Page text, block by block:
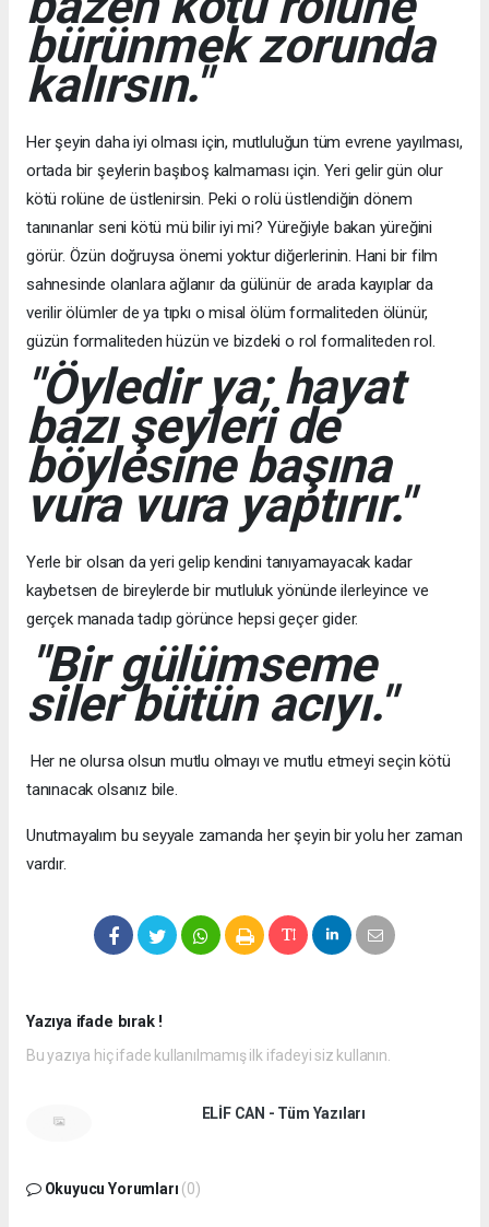
bürünmek zorunda
kalırsın."
Her şeyin daha iyi olması için, mutluluğun tüm evrene yayılması,
ortada bir şeylerin başıboş kalmaması için. Yeri gelir gün olur
kötü rolüne de üstlenirsin. Peki o rolü üstlendiğin dönem
tanınanlar seni kötü mü bilir iyi mi? Yüreğiyle bakan yüreğini
görür. Özün doğruysa önemi yoktur diğerlerinin. Hani bir film
sahnesinde olanlara ağlanır da gülünür de arada kayıplar da
verilir ölümler de ya tıpkı o misal ölüm formaliteden ölünür,
güzün formaliteden hüzün ve bizdeki o rol formaliteden rol.
"Öyledir ya; hayat
bazı şeyleri de
böylesine başına
vura vura yaptırır."
Yerle bir olsan da yeri gelip kendini tanıyamayacak kadar
kaybetsen de bireylerde bir mutluluk yönünde ilerleyince ve
gerçek manada tadıp görünce hepsi geçer gider.
"Bir gülümseme
siler bütün acıyı."
Her ne olursa olsun mutlu olmayı ve mutlu etmeyi seçin kötü
tanınacak olsanız bile.
Unutmayalım bu seyyale zamanda her şeyin bir yolu her zaman
vardır.
Yazıya ifade bırak !
Bu yazıya hiç ifade kullanılmamış ilk ifadeyi siz kullanın.
ELİF CAN - Tüm Yazıları
Okuyucu Yorumları (0)